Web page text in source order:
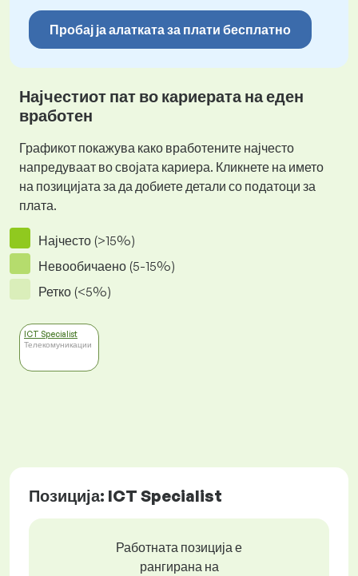
Пробај ја алатката за плати бесплатно
Најчестиот пат во кариерата на еден
вработен
Графикот покажува како вработените најчесто
напредуваат во својата кариера. Кликнете на името
на позицијата за да добиете детали со податоци за
плата.
Најчесто (>15%)
Невообичаено (5-15%)
Ретко (<5%)
ICT Specialist
Телекомуникации
Позиција: ICT Specialist
Работната позиција е
рангирана на